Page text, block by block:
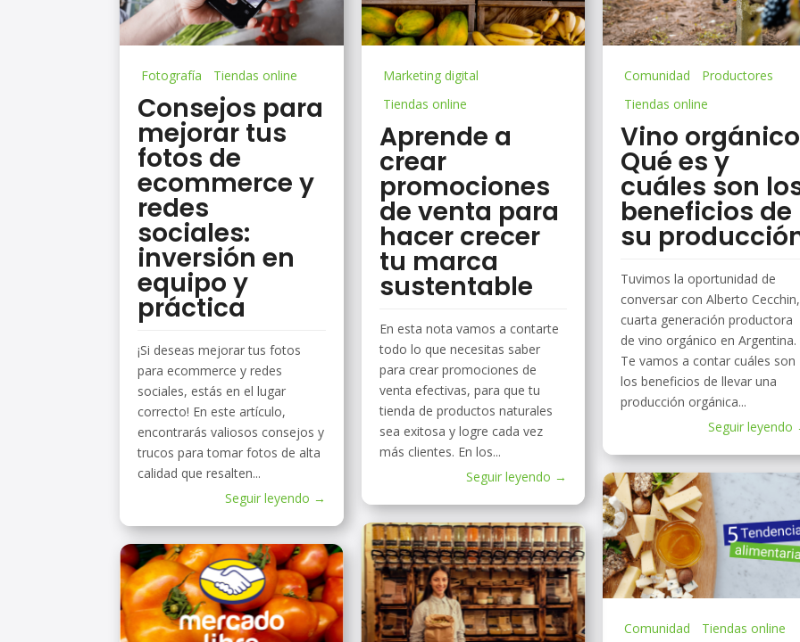
Fotografía Tiendas online
Consejos para
mejorar tus
fotos de
ecommerce y
redes
sociales:
inversión en
equipo y
práctica
¡Si deseas mejorar tus fotos
para ecommerce y redes
sociales, estás en el lugar
correcto! En este artículo,
encontrarás valiosos consejos y
trucos para tomar fotos de alta
calidad que resalten...
Seguir leyendo →
Marketing digital
Tiendas online
Aprende a
crear
promociones
de venta para
hacer crecer
tu marca
sustentable
En esta nota vamos a contarte
todo lo que necesitas saber
para crear promociones de
venta efectivas, para que tu
tienda de productos naturales
sea exitosa y logre cada vez
más clientes. En los...
Seguir leyendo →
Comunidad
Productores
Tiendas online
Vino
Qué es y
cuáles son
beneficios de
su
Tuvimos la oportunidad de
conversar con Alberto Cecchin,
cuarta generación productora
de vino orgánico en Argentina.
Te vamos a contar cuáles son
los beneficios de llevar una
producción orgánica...
Seguir
Comunidad Tiendas online